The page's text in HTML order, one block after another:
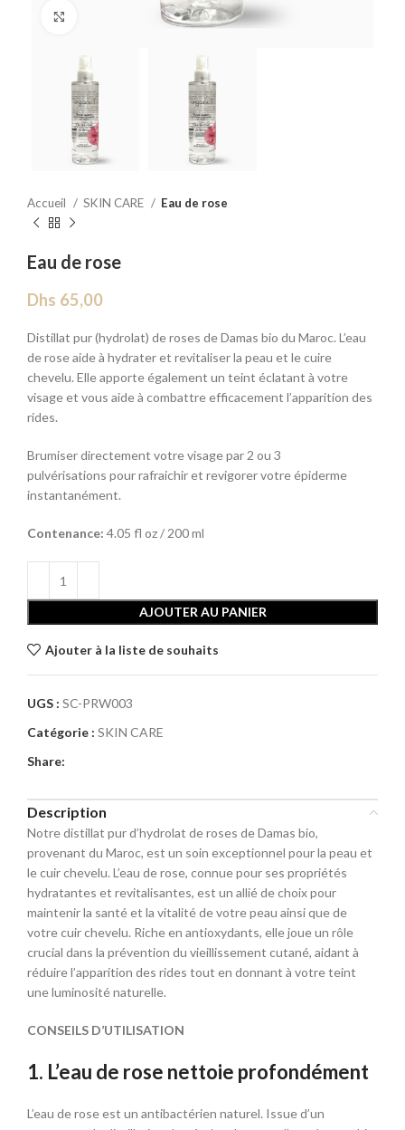
Click to enlarge
Accueil SKIN CARE Eau de rose
Eau de rose
Dhs 65,00
Distillat pur (hydrolat) de roses de Damas bio du Maroc. L’eau
de rose aide à hydrater et revitaliser la peau et le cuire
chevelu. Elle apporte également un teint éclatant à votre
visage et vous aide à combattre efficacement l’apparition des
rides.
Brumiser directement votre visage par 2 ou 3
pulvérisations pour rafraichir et revigorer votre épiderme
instantanément.
Contenance: 4.05 fl oz / 200 ml
AJOUTER AU PANIER
Ajouter à la liste de souhaits
UGS : SC-PRW003
Catégorie : SKIN CARE
Share:
Description
Notre distillat pur d’hydrolat de roses de Damas bio,
provenant du Maroc, est un soin exceptionnel pour la peau et
le cuir chevelu. L’eau de rose, connue pour ses propriétés
hydratantes et revitalisantes, est un allié de choix pour
maintenir la santé et la vitalité de votre peau ainsi que de
votre cuir chevelu. Riche en antioxydants, elle joue un rôle
crucial dans la prévention du vieillissement cutané, aidant à
réduire l’apparition des rides tout en donnant à votre teint
une luminosité naturelle.
CONSEILS D’UTILISATION
1. L’eau de rose nettoie profondément
L’eau de rose est un antibactérien naturel. Issue d’un